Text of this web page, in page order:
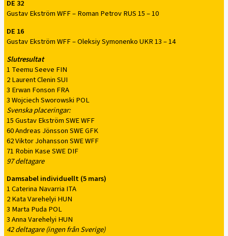
DE 32
Gustav Ekström WFF – Roman Petrov RUS 15 – 10
DE 16
Gustav Ekström WFF – Oleksiy Symonenko UKR 13 – 14
Slutresultat
1 Teemu Seeve FIN
2 Laurent Clenin SUI
3 Erwan Fonson FRA
3 Wojciech Sworowski POL
Svenska placeringar:
15 Gustav Ekström SWE WFF
60 Andreas Jönsson SWE GFK
62 Viktor Johansson SWE WFF
71 Robin Kase SWE DIF
97 deltagare
Damsabel individuellt (5 mars)
1 Caterina Navarria ITA
2 Kata Varehelyi HUN
3 Marta Puda POL
3 Anna Varehelyi HUN
42 deltagare(ingen från Sverige)